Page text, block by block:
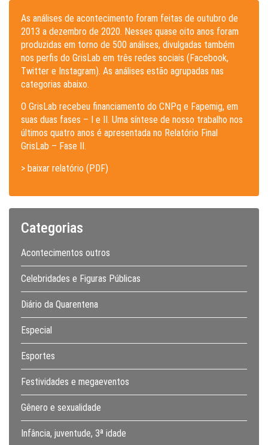
As análises de acontecimento foram feitas de outubro de
2013 a dezembro de 2020. Nesses quase oito anos foram
produzidas em torno de 500 análises, divulgadas também
nos perfis do GrisLab em três redes sociais (Facebook,
Twitter e Instagram). As análises estão agrupadas nas
categorias abaixo.
O GrisLab recebeu financiamento do CNPq e Fapemig, em
suas duas fases – I e II. Uma síntese de nosso trabalho nos
últimos quatro anos é apresentada no Relatório Final
GrisLab – Fase II.
> baixar relatório (PDF)
Categorias
Acontecimentos outros
Celebridades e Figuras Públicas
Diário da Quarentena
Especial
Esportes
Festividades e megaeventos
Gênero e sexualidade
Infância, juventude, 3ª idade